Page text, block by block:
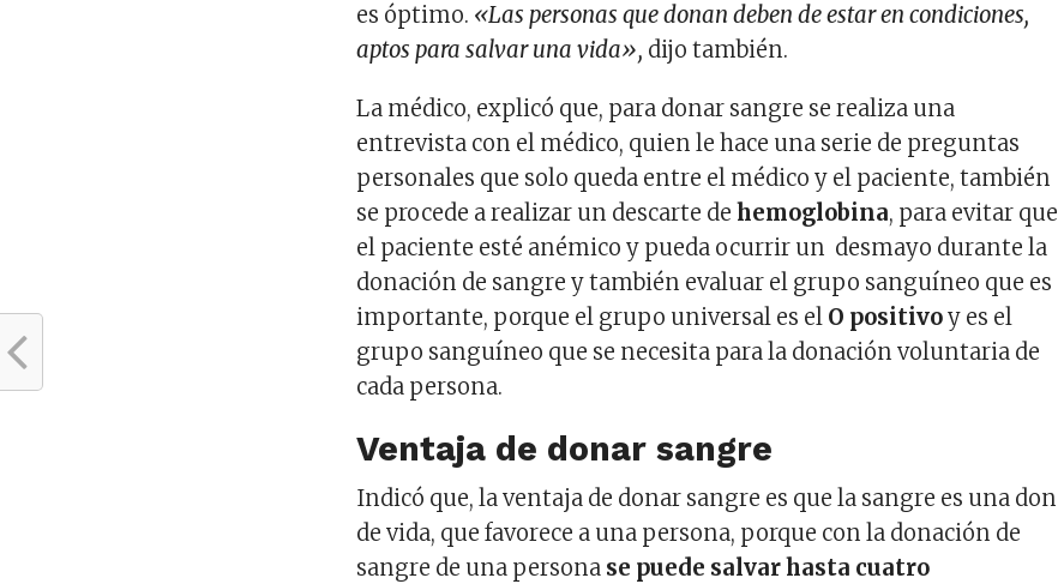
es óptimo. «Las personas que donan deben de estar en condiciones,
aptos para salvar una vida», dijo también.
La médico, explicó que, para donar sangre se realiza una
entrevista con el médico, quien le hace una serie de preguntas
personales que solo queda entre el médico y el paciente, también
se procede a realizar un descarte dehemoglobina, para evitar que
el paciente esté anémico y pueda ocurrir un desmayo durante la
donación de sangre y también evaluar el grupo sanguíneo que es
importante, porque el grupo universal es el O positivoy es el
grupo sanguíneo que se necesita para la donación voluntaria de
cada persona.
Ventaja de donar sangre
Indicó que, la ventaja de donar sangre es que la sangre es una don
de vida, que favorece a una persona, porque con la donación de
sangre de una persona se puede salvar hasta cuatro